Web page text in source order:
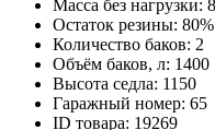
Масса без нагрузки:
Остаток резины: 80%
Количество баков: 2
Объём баков, л: 1400
Высота седла: 1150
Гаражный номер: 65
ID товара: 19269